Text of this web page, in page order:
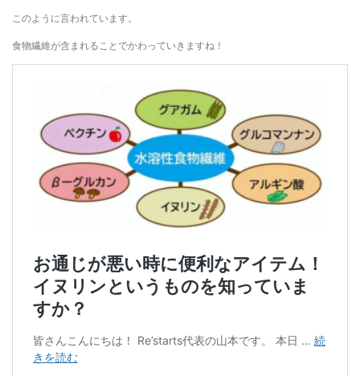
このように言われています。
食物繊維が含まれることでかわっていきますね！